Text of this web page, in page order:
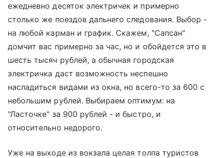
ежедневно десяток электричек и примерно
столько же поездов дальнего следования. Выбор -
на любой карман и график. Скажем, "Сапсан"
домчит вас примерно за час, но и обойдется это в
шесть тысяч рублей, а обычная городская
электричка даст возможность неспешно
насладиться видами из окна, но всего-то за 600 с
небольшим рублей. Выбираем оптимум: на
"Ласточке" за 900 рублей - и быстро, и
относительно недорого.
Уже на выходе из вокзала целая толпа туристов